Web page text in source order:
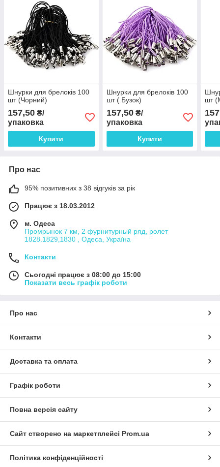
Шнурки для брелоків 100
шт (Чорний)
157,50 ₴/
упаковка
Купити
Шнурки для брелоків 100
шт ( Бузок)
157,50₴/
упаковка
Купити
шт
Про нас
95% позитивних з 38 відгуків за рік
Працює з 18.03.2012
м. Одеса
Промрынок 7 км, 2 фурнитурный ряд, ролет
1828.1829,1830 , Одеса, Україна
Контакти
Сьогодні працює з 08:00 до 15:00
Показати весь графік роботи
Про нас
Контакти
Доставка та оплата
Графік роботи
Повна версія сайту
Сайт створено на маркетплейсі Prom.ua
Політика конфіденційності